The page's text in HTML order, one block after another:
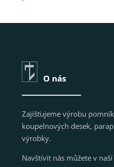
O nás
Zajišťujeme výrobu
koupelnových desek,
výrobky.
Navštívit nás můžete v